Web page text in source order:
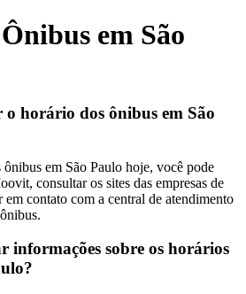
em São
o horário dos ônibus em São
em São Paulo hoje, você pode
consultar os sites das empresas de
contato com a central de atendimento
informações sobre os horários